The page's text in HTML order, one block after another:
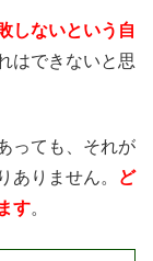
しないという自
はできないと思
っても、それが
ありません。
ど
す。